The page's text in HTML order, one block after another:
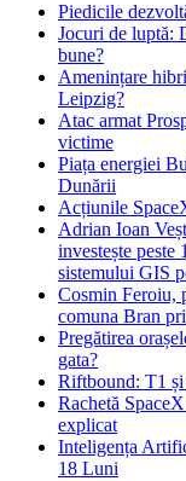
Piedicile
Jocuri de luptă:
bune?
Amenințare
Leipzig?
Atac armat
victime
Piața energiei
Dunării
Acțiunile
Adrian Ioan
investește peste
sistemului GIS
Cosmin Feroiu,
comuna Bran
Pregătirea
gata?
Riftbound: T1
Rachetă
explicat
Inteligența
18 Luni